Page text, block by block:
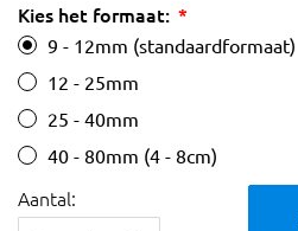
Kies het formaat:
9 - 12mm (standaardformaat)
12 - 25mm
25 - 40mm
40 - 80mm (4 - 8cm)
Aantal: